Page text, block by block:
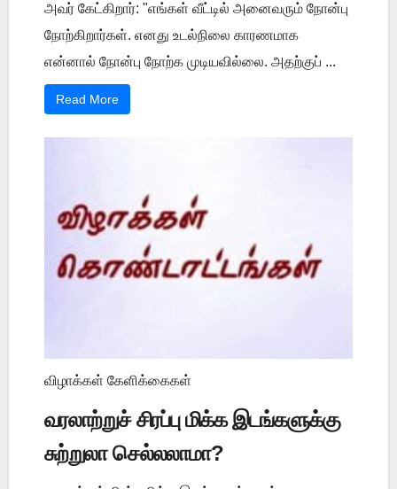
அவர் கேட்கிறார்: "எங்கள் வீட்டில் அனைவரும் நோன்பு
நோற்கிறார்கள். எனது உடல்நிலை காரணமாக
என்னால் நோன்பு நோற்க முடியவில்லை. அதற்குப் ...
Read More
விழாக்கள் கேளிக்கைகள்
வரலாற்றுச் சிரப்பு மிக்க இடங்களுக்கு
சுற்றுலா செல்லலாமா?